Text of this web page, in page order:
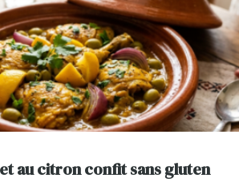
au citron confit sans gluten